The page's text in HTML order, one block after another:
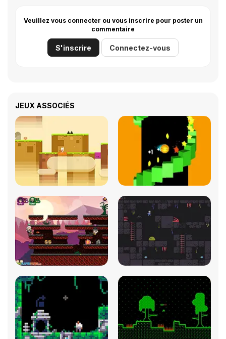
Veuillez vous connecter ou vous inscrire pour poster un
commentaire
S'inscrire Connectez-vous
JEUX ASSOCIÉS